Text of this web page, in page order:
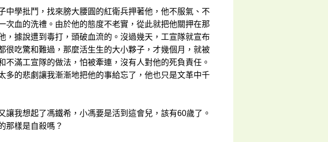
中學批鬥，找來膀大腰圓的紅衛兵押著他，他不服氣、不
次血的洗禮。由於他的態度不老實，從此就把他關押在那
，據說遭到毒打，頭破血流的。沒過幾天，工宣隊就宣布
很吃驚和難過，那麼活生生的大小夥子，才幾個月，就被
不滿工宣隊的做法，怕被牽連，沒有人對他的死負責任。
多的悲劇讓我漸漸地把他的事給忘了，他也只是文革中千
讓我想起了馮鐵希，小馮要是活到這會兒，該有60歲了。
那樣是自殺嗎？